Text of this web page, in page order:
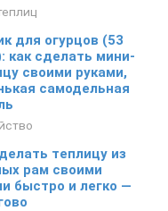
для огурцов (53
как сделать мини-
своими руками,
самодельная
теплицу из
рам своими
быстро и легко —